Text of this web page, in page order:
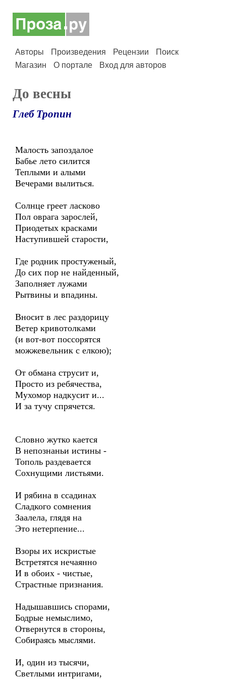
Авторы Произведения Рецензии
Поиск
Магазин
О портале Вход для авторов
До весны
Глеб Тропин
Малость запоздалое
Бабье лето силится
Теплыми и алыми
Вечерами вылиться.
Солнце греет ласково
Пол оврага зарослей,
Приодетых красками
Наступившей старости,
Где родник простуженый,
До сих пор не найденный,
Заполняет лужами
Рытвины и впадины.
Вносит в лес раздорицу
Ветер кривотолками
(и вот-вот поссорятся
можжевельник с елкою);
От обмана струсит и,
Просто из ребячества,
Мухомор надкусит и...
И за тучу спрячется.
Словно жутко кается
В непознаньи истины -
Тополь раздевается
Сохнущими листьями.
И рябина в ссадинах
Сладкого сомнения
Заалела, глядя на
Это нетерпение...
Взоры их искристые
Встретятся нечаянно
И в обоих - чистые,
Страстные признания.
Надышавшись спорами,
Бодрые немыслимо,
Отвернутся в стороны,
Собираясь мыслями.
И, один из тысячи,
Светлыми интригами,